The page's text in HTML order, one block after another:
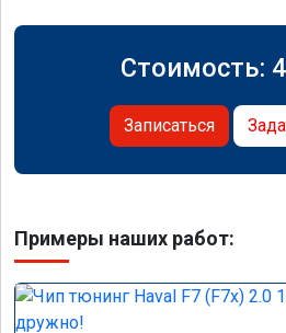
Стоимость:
Записаться
Примеры наших работ: